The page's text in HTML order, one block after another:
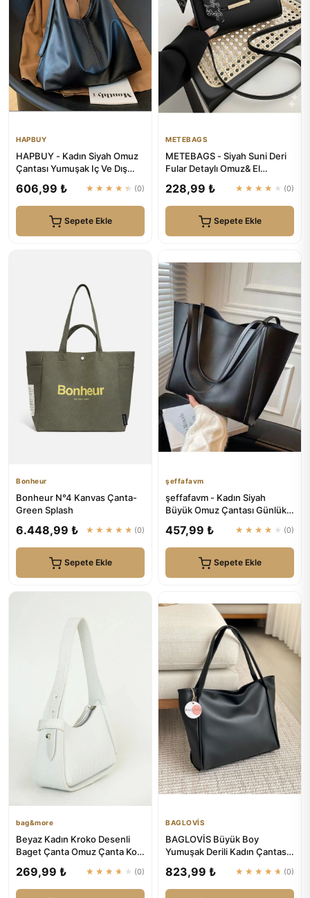
HAPBUY
HAPBUY - Kadın Siyah Omuz
Çantası Yumuşak Iç Ve Dış
606,99 ₺ ★★★★★ (0)
Sepete Ekle
METEBAGS
METEBAGS - Siyah Suni Deri
Fular Detaylı Omuz& El
228,99 ₺ ★★★★★ (0)
Sepete Ekle
Bonheur
Bonheur N°4 Kanvas Çanta-
Green Splash
6.448,99 ₺ ★★★★★ (0)
Sepete Ekle
şeffafavm
şeffafavm - Kadın Siyah
Büyük Omuz Çantası Günlük-
457,99 ₺ ★★★★★ (0)
Sepete Ekle
bag&more
Beyaz Kadın Kroko Desenli
Baget Çanta Omuz Çanta Kol
269,99 ₺ ★★★★★ (0)
BAGLOVİS
BAGLOVİS Büyük Boy
Yumuşak Derili Kadın Çantası
823,99 ₺ ★★★★★ (0)